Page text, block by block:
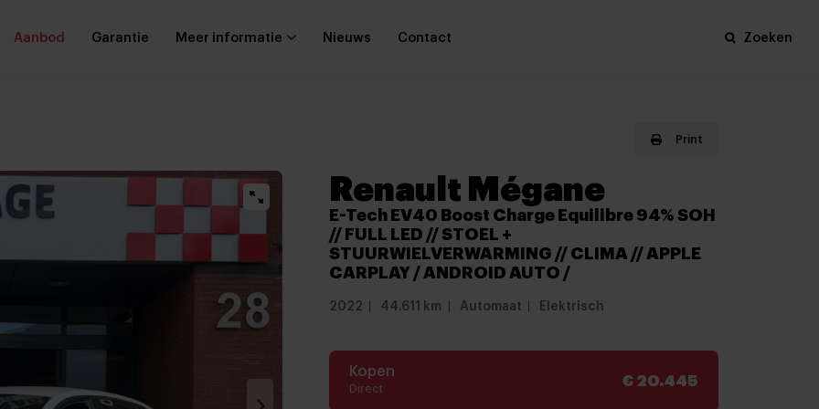
Aanbod Garantie Meer informatie Nieuws Contact Zoeken
Print
Renault Mégane
E-Tech EV40 Boost Charge Equilibre 94% SOH
// FULL LED // STOEL +
STUURWIELVERWARMING // CLIMA // APPLE
CARPLAY / ANDROID AUTO /
2022 44.611 km Automaat Elektrisch
Kopen
Direct
€ 20.445